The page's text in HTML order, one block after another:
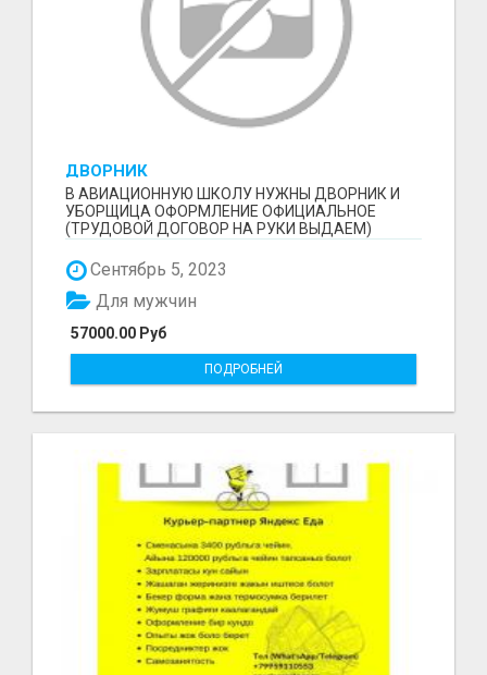
ДВОРНИК
В АВИАЦИОННУЮ ШКОЛУ НУЖНЫ ДВОРНИК И
УБОРЩИЦА ОФОРМЛЕНИЕ ОФИЦИАЛЬНОЕ
(ТРУДОВОЙ ДОГОВОР НА РУКИ ВЫДАЕМ)
Сентябрь 5, 2023
57000.00 Руб
Для мужчин
ПОДРОБНЕЙ